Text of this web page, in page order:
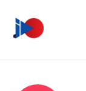
content